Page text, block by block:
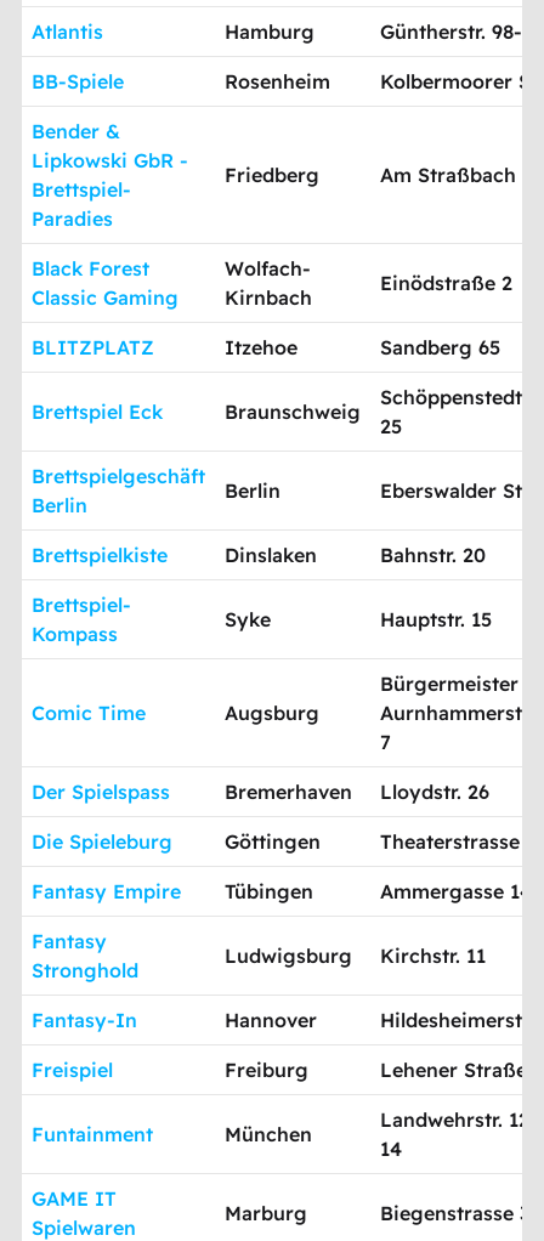
Atlantis Hamburg Güntherstr. 98-
BB-Spiele Rosenheim Kolbermoorer
Bender &
Lipkowski GbR -
Brettspiel-
Paradies
Friedberg Am Straßbach 5
Black Forest
Classic Gaming
Wolfach-
Kirnbach
Einödstraße 2
BLITZPLATZ Itzehoe Sandberg 65
Brettspiel Eck Braunschweig
25
Brettspielgeschäft
Berlin
Berlin Eberswalder Str.
Brettspielkiste Dinslaken Bahnstr. 20
Brettspiel-
Kompass
Syke Hauptstr. 15
Comic Time Augsburg
Bürgermeister
7
Der Spielspass Bremerhaven Lloydstr. 26
Die Spieleburg Göttingen Theaterstrasse
Fantasy Empire Tübingen Ammergasse 14
Fantasy
Stronghold
Ludwigsburg Kirchstr. 11
Fantasy-In Hannover Hildesheimerstr.
Freispiel Freiburg Lehener Straße
Funtainment München
Landwehrstr.
14
GAME IT
Spielwaren
Marburg Biegenstrasse